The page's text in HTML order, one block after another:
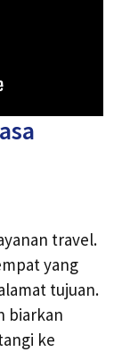
travel.
yang
tujuan.
biarkan
ke